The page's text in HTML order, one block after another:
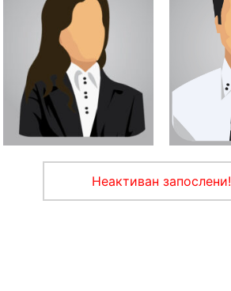
Неактиван запослени!